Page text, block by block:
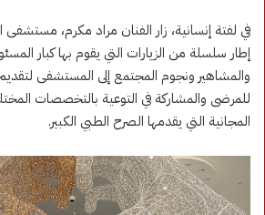
في لفتة إنسانية، زار الفنان مراد مكرم،
إطار سلسلة من الزيارات التي يقوم بها كبار
والمشاهير ونجوم المجتمع إلى المستشفى
للمرضى والمشاركة في التوعية بالتخصصات
المجانية التي يقدمها الصرح الطبي الكبير.